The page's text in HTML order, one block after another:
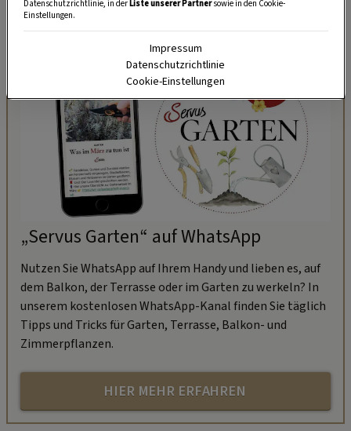
„Servus Garten“ auf WhatsApp
Nutzen Sie WhatsApp auf Ihrem Handy und lieben es, auf
dem Balkon, der Terrasse oder im Garten zu werkeln? In
unserem kostenlosen WhatsApp-Kanal finden Sie täglich
Tipps und Tricks für Garten, Terrasse, Balkon- und
Zimmerpflanzen.
HIER MEHR ERFAHREN
Datenschutzrichtlinie, in derListe unserer Partnersowie in den Cookie-
Einstellungen.
Impressum
Datenschutzrichtlinie
Cookie-Einstellungen